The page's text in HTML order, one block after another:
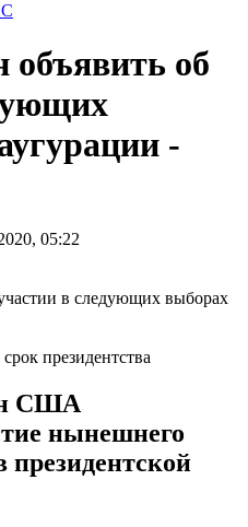
об
-
05:22
президентства
США
нынешнего
президентской